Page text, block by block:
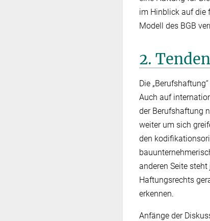
im Hinblick auf die
Modell des BGB
2.
Die
Auch auf
der Berufshaftung
weiter um sich
den
anderen Seite
Haftungsrechts
erkennen.
Anfänge der